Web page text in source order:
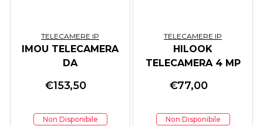
TELECAMERE IP
IMOU TELECAMERA
DA
4G E WI-FI A
RICARICABILE CON
€153,50
Non Disponibile
TELECAMERE IP
HILOOK
TELECAMERA 4 MP
BULLET NETWORK
€77,00
Non Disponibile